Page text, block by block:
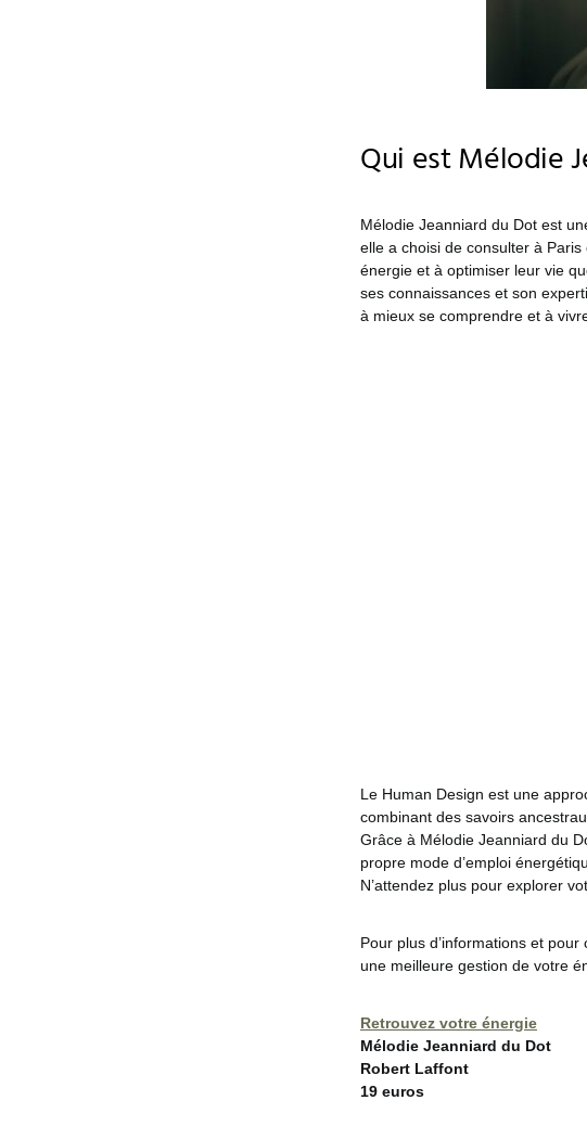
Qui est Mélodie
Mélodie Jeanniard du Dot est
elle a choisi de consulter à
énergie et à optimiser leur vie
ses connaissances et son
à mieux se comprendre et à
Le Human Design est une
combinant des savoirs
Grâce à Mélodie Jeanniard du
propre mode d’emploi
N’attendez plus pour explorer
Pour plus d’informations et pour
une meilleure gestion de votre
Retrouvez votre énergie
Mélodie Jeanniard du Dot
Robert Laffont
19 euros